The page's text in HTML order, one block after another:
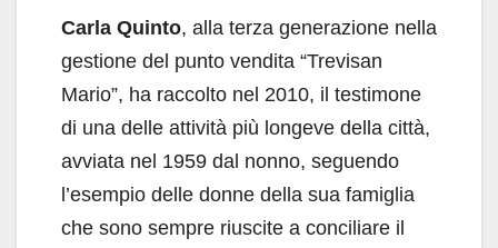
Carla Quinto, alla terza generazione nella
gestione del punto vendita “Trevisan
Mario”, ha raccolto nel 2010, il testimone
di una delle attività più longeve della città,
avviata nel 1959 dal nonno, seguendo
l’esempio delle donne della sua famiglia
che sono sempre riuscite a conciliare il